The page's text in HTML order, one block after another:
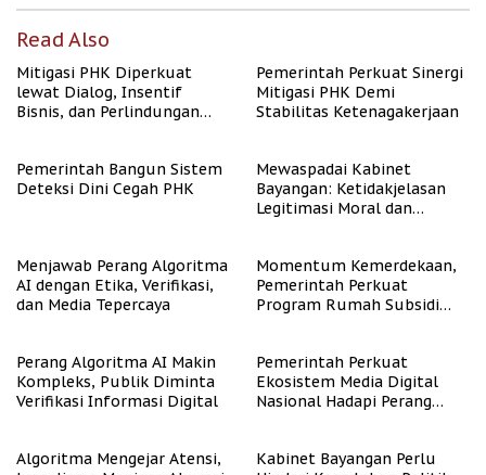
Read Also
Mitigasi PHK Diperkuat
lewat Dialog, Insentif
Bisnis, dan Perlindungan
Pemerintah Perkuat Sinergi
Mitigasi PHK Demi
Stabilitas Ketenagakerjaan
Pemerintah Bangun Sistem
Deteksi Dini Cegah PHK
Mewaspadai Kabinet
Bayangan: Ketidakjelasan
Legitimasi Moral dan
Menjawab Perang Algoritma
AI dengan Etika, Verifikasi,
dan Media Tepercaya
Momentum Kemerdekaan,
Pemerintah Perkuat
Program Rumah Subsidi
Perang Algoritma AI Makin
Kompleks, Publik Diminta
Verifikasi Informasi Digital
Pemerintah Perkuat
Ekosistem Media Digital
Nasional Hadapi Perang
Algoritma Mengejar Atensi,
Kabinet Bayangan Perlu